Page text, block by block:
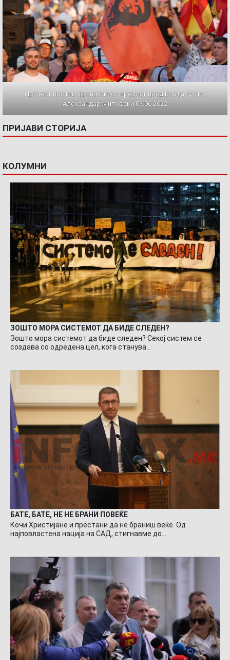
Протест против францускиот предлог пред Влада. Фото:
Александар Митовски,03.06.2022
ПРИЈАВИ СТОРИЈА
КОЛУМНИ
ЗОШТО МОРА СИСТЕМОТ ДА БИДЕ СЛЕДЕН?
Зошто мора системот да биде следен? Секој систем се
создава со одредена цел, кога станува…
БАТЕ, БАТЕ, НЕ НЕ БРАНИ ПОВЕЌЕ
Кочи Христијане и престани да не браниш веќе. Од
најповластена нација на САД, стигнавме до…